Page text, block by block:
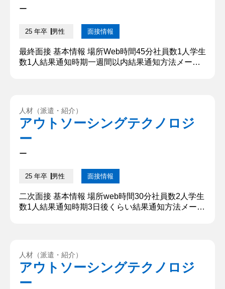
ー
25 年卒 男性 面接情報
最終面接 基本情報 場所Web時間45分社員数1人学生
数1人結果通知時期一週間以内結果通知方法メール
吸収し、柔軟に学び、多岐にわたる分野で活躍でき
る人物です。また、優れたコミュニケーション能力
を通じて、他者の意見...
人材（派遣・紹介）
アウトソーシングテクノロジ
ー
ー
25 年卒 男性 面接情報
二次面接 基本情報 場所web時間30分社員数2人学生
数1人結果通知時期3日後くらい結果通知方法メール
さい。 大学では農業や建築、環境、動物、力学など
幅広い分野を学んでいます。私が所属している研究
室では、主に...
人材（派遣・紹介）
アウトソーシングテクノロジ
ー